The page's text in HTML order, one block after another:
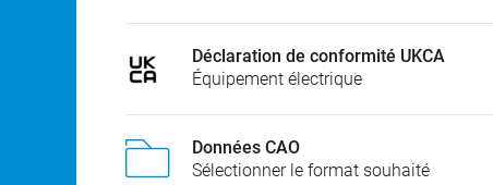
Déclaration de conformité UKCA
Équipement électrique
Données CAO
Sélectionner le format souhaité